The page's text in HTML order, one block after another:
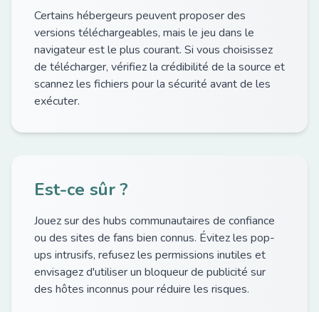
Certains hébergeurs peuvent proposer des
versions téléchargeables, mais le jeu dans le
navigateur est le plus courant. Si vous choisissez
de télécharger, vérifiez la crédibilité de la source et
scannez les fichiers pour la sécurité avant de les
exécuter.
Est-ce sûr ?
Jouez sur des hubs communautaires de confiance
ou des sites de fans bien connus. Évitez les pop-
ups intrusifs, refusez les permissions inutiles et
envisagez d'utiliser un bloqueur de publicité sur
des hôtes inconnus pour réduire les risques.